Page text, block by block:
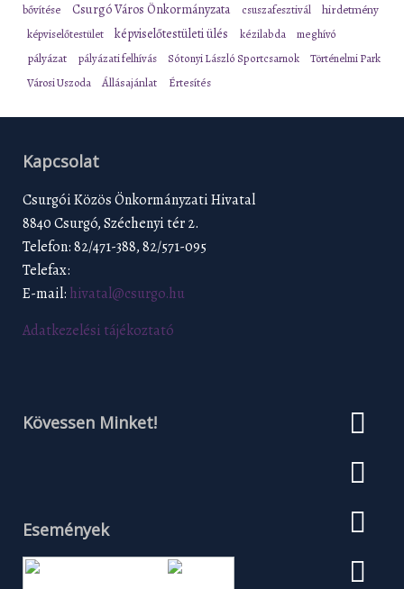
bővítése
Csurgó Város Önkormányzata csuszafesztivál hirdetmény
képviselőtestület képviselőtestületi ülés kézilabda meghívó
pályázat pályázati felhívás Sótonyi László Sportcsarnok
Történelmi Park
Városi Uszoda
Állásajánlat Értesítés
Kapcsolat
Csurgói Közös Önkormányzati Hivatal
8840 Csurgó, Széchenyi tér 2.
Telefon: 82/471-388, 82/571-095
Telefax:
E-mail: hivatal@csurgo.hu
Adatkezelési tájékoztató
Kövessen Minket!
Események